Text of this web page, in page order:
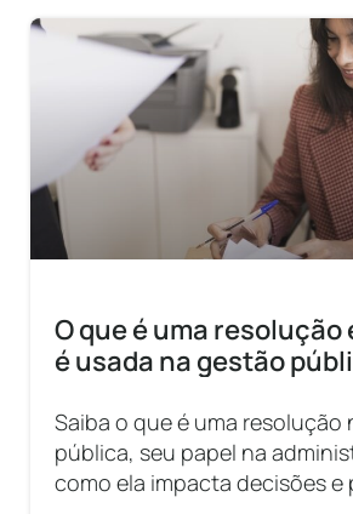
O que é uma resolução
é usada na gestão
Saiba o que é uma resolução
pública, seu papel na
como ela impacta decisões e